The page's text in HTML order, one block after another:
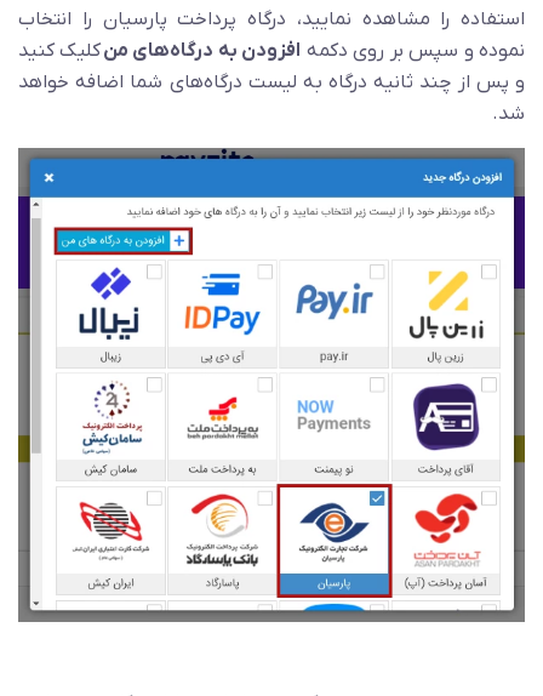
استفاده را مشاهده نمایید، درگاه پرداخت پارسیان را انتخاب
نموده و سپس بر روی دکمه افزودن به درگاه‌های منکلیک کنید
و پس از چند ثانیه درگاه به لیست درگاه‌های شما اضافه خواهد
شد.